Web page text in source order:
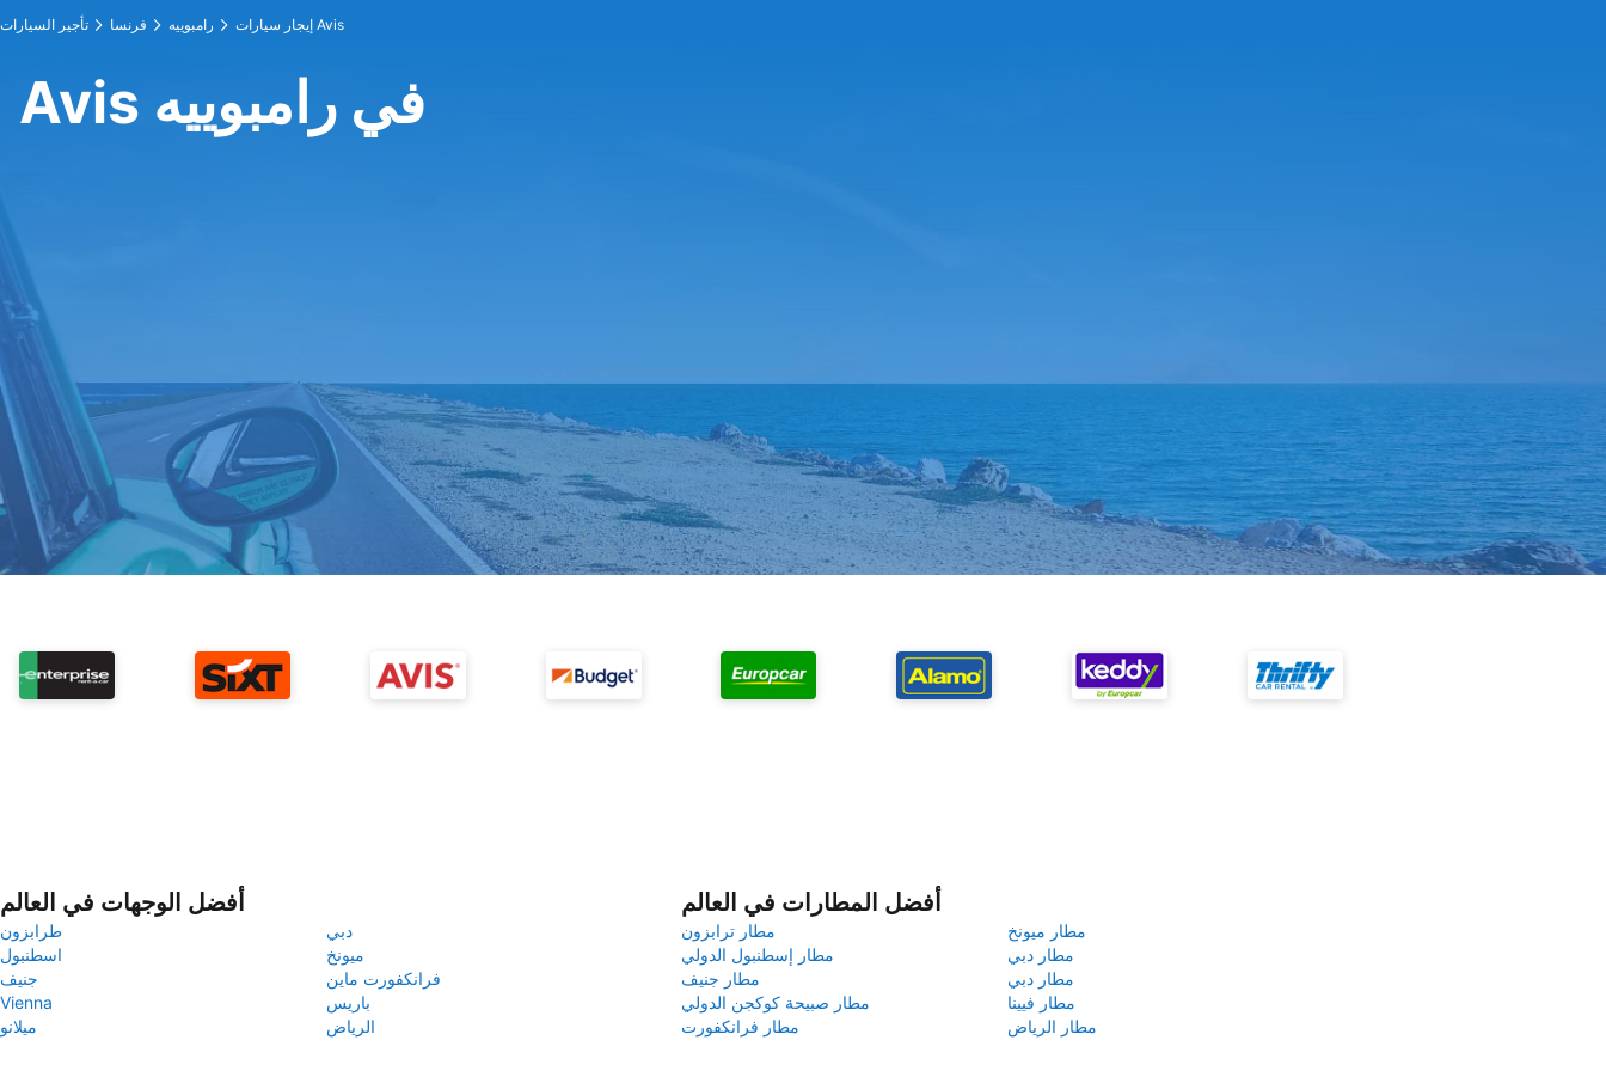
تأجير السيارات فرنسا رامبوييه إيجار سيارات Avis
Avis في رامبوييه
أفضل الوجهات في العالم
طرابزون
دبي
اسطنبول
ميونخ
جنيف
فرانكفورت ماين
Vienna
باريس
ميلانو
الرياض
أفضل المطارات في العالم
مطار ترابزون
مطار ميونخ
مطار إسطنبول الدولي
مطار دبي
مطار جنيف
مطار دبي
مطار صبيحة كوكجن الدولي
مطار فيينا
مطار فرانكفورت
مطار الرياض